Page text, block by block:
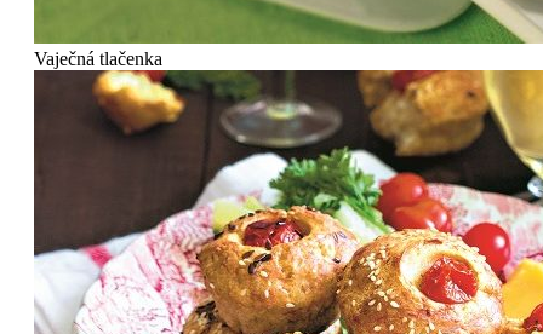
Vaječná tlačenka